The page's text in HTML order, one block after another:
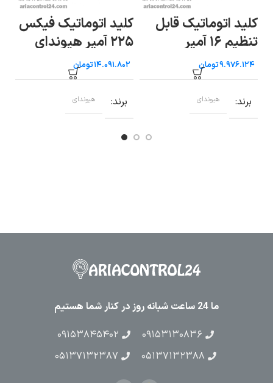
کلید اتوماتیک قابل
تنظیم ۱۶ آمپر
هیوندایتومان
برند هیوندای
کلید اتوماتیک فیکس
۲۲۵ آمپر هیوندای
تومان
برند هیوندای
ما 24 ساعت شبانه روز در کنار شما هستیم
۰۹۱۵۳۱۳۰۸۳۶
۰۹۱۵۳۸۴۵۴۰۲
۰۵۱۳۷۱۳۲۳۸۸
۰۵۱۳۷۱۳۲۳۸۷